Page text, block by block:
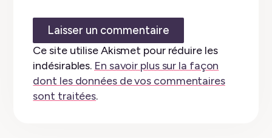
Ce site utilise Akismet pour réduire les
indésirables. En savoir plus sur la façon
dont les données de vos commentaires
sont traitées.